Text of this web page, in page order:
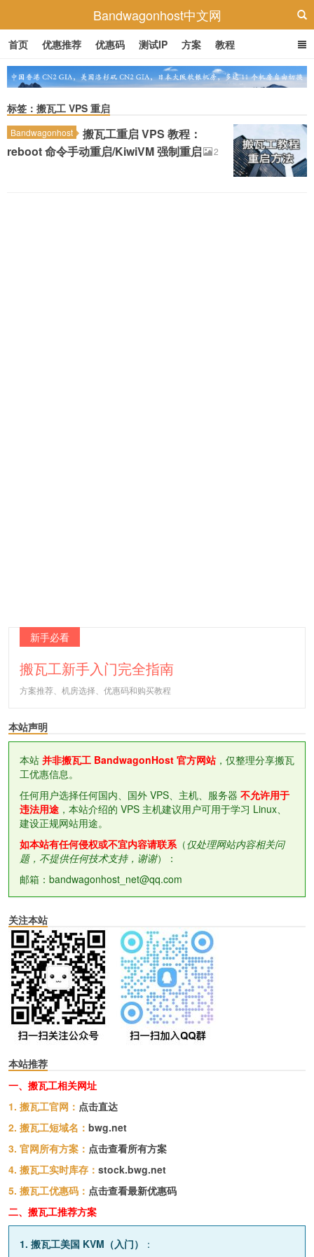
Bandwagonhost中文网
首页 优惠推荐 优惠码 测试IP 方案 教程
标签：搬瓦工 VPS 重启
Bandwagonhost
搬瓦工重启 VPS 教程：
reboot 命令手动重启/KiwiVM 强制重启
2
新手必看
搬瓦工新手入门完全指南
方案推荐、机房选择、优惠码和购买教程
本站声明
本站 并非搬瓦工 BandwagonHost 官方网站，仅整理分享搬瓦
工优惠信息。
任何用户选择任何国内、国外 VPS、主机、服务器 不允许用于
违法用途 ，本站介绍的 VPS 主机建议用户可用于学习 Linux、
建设正规网站用途。
如本站有任何侵权或不宜内容请联系（仅处理网站内容相关问
题，不提供任何技术支持，谢谢）：
邮箱：bandwagonhost_net@qq.com
关注本站
本站推荐
一、搬瓦工相关网址
1. 搬瓦工官网： 点击直达
2. 搬瓦工短域名： bwg.net
3. 官网所有方案： 点击查看所有方案
4. 搬瓦工实时库存： stock.bwg.net
5. 搬瓦工优惠码： 点击查看最新优惠码
二、搬瓦工推荐方案
1. 搬瓦工美国 KVM（入门） ：